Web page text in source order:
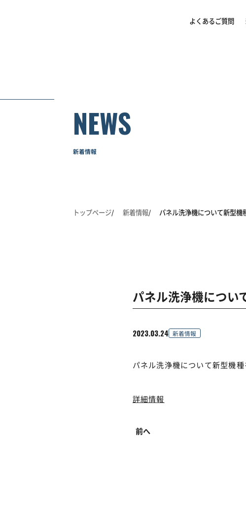
よくあるご質問
NEWS
新着情報
トップページ 新着情報 パネル洗浄機について新型機
パネル洗浄機につい
2023.03.24 新着情報
パネル洗浄機について新型機種
詳細情報
前へ